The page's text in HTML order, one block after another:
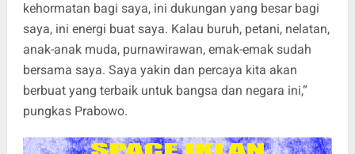
kehormatan bagi saya, ini dukungan yang besar bagi
saya, ini energi buat saya. Kalau buruh, petani, nelatan,
anak-anak muda, purnawirawan, emak-emak sudah
bersama saya. Saya yakin dan percaya kita akan
berbuat yang terbaik untuk bangsa dan negara ini,”
pungkas Prabowo.